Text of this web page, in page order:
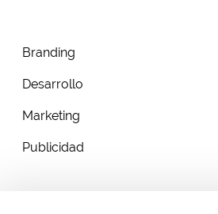
Branding
Desarrollo
Marketing
Publicidad